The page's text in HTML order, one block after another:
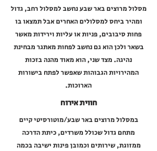
מסלול מרוצים באר שבע נחשב למסלול רחב, גדול
ומהיר ביחס למסלולים האחרים אבל תמצאו בו
פחות סיבובים, פניות או עליות וירידות מאשר
בשאר ולכן הוא גם נחשב לפחות מאתגר מבחינת
נהיגה. מצד שני, הוא מאוד מהנה בזכות
המהירויות הגבוהות שאפשר לפתח בישורות
הארוכות.
חווית אירוח
במסלול מרוצים באר שבע/מוטורסיטי קיים
מתחם גדול שכולל משרדים, כיתת הדרכה
ממזוגת, שירותים וכמובן פינות ישיבה בכמה